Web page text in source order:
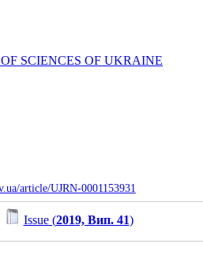
SCIENCES OF UKRAINE
article/UJRN-0001153931
Issue (2019, Вип. 41)